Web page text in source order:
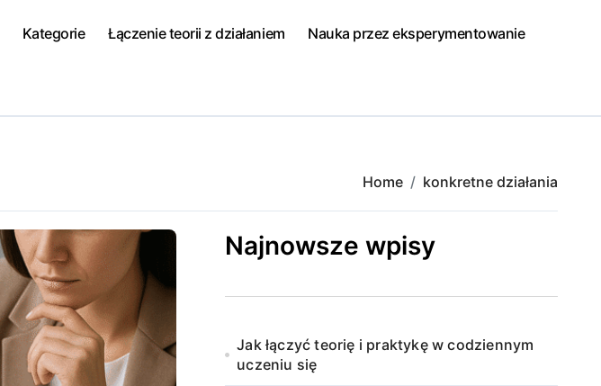
Kategorie Łączenie teorii z działaniem Nauka przez eksperymentowanie
Home konkretne działania
Najnowsze wpisy
Jak łączyć teorię i praktykę w codziennym
uczeniu się